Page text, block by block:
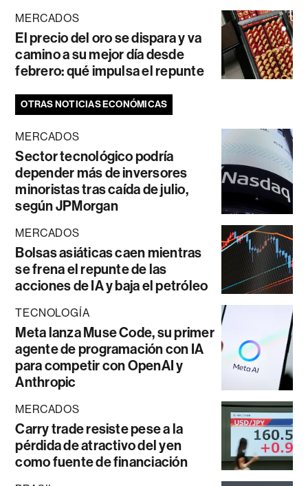
MERCADOS
El precio del oro se dispara y va
camino a su mejor día desde
febrero: qué impulsa el repunte
OTRAS NOTICIAS ECONÓMICAS
MERCADOS
Sector tecnológico podría
depender más de inversores
minoristas tras caída de julio,
según JPMorgan
MERCADOS
Bolsas asiáticas caen mientras
se frena el repunte de las
acciones de IA y baja el petróleo
TECNOLOGÍA
Meta lanza Muse Code, su primer
agente de programación con IA
para competir con OpenAI y
Anthropic
MERCADOS
Carry trade resiste pese a la
pérdida de atractivo del yen
como fuente de financiación